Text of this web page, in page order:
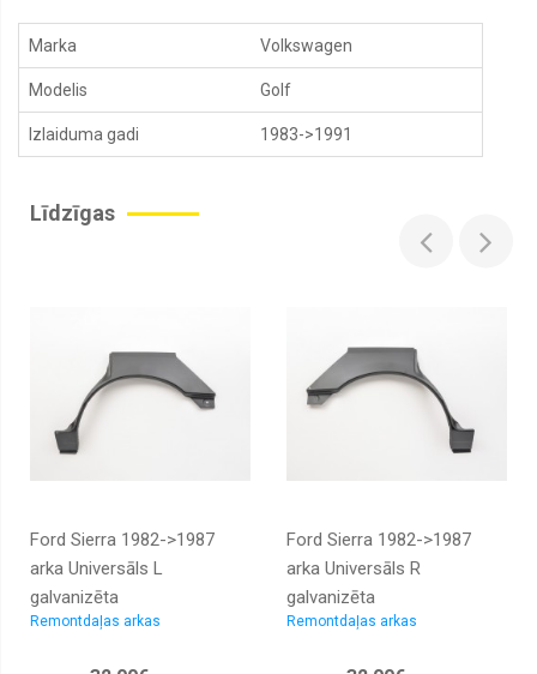
atsperes
Restes,
Restu
uzlikas,
Joslas
sliedes,
uzlikas,
Degvielas
tvertnes
Priekšas
pārsegi,
slēdži,
bagažnieku
vāki
Emblēmas
Marka Volkswagen
Modelis Golf
Izlaiduma gadi 1983->1991
Līdzīgas
Ford Sierra 1982->1987
arka Universāls L
galvanizēta
Remontdaļas arkas
Ford Sierra 1982->1987
arka Universāls R
galvanizēta
Remontdaļas arkas